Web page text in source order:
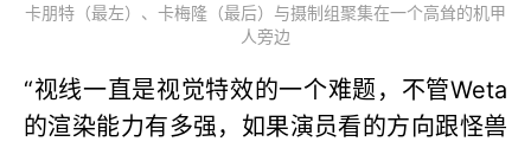
卡朋特（最左）、卡梅隆（最后）与摄制组聚集在一个高耸的机甲
人旁边
“视线一直是视觉特效的一个难题，不管Weta
的渲染能力有多强，如果演员看的方向跟怪兽